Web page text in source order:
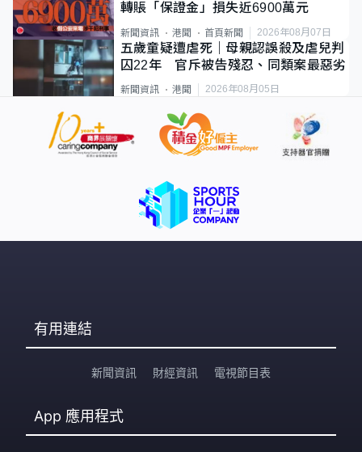
轉賬「保證金」損失近6900萬元
新聞資訊 港聞 首頁新聞 2026年08月07日
五歲童疑遭虐死｜母親認誤殺及虐兒判
囚22年 官斥被告殘忍、同類案最惡劣
新聞資訊 港聞 2026年08月05日
有用連結
新聞資訊 財經資訊 電視節目表
App 應用程式